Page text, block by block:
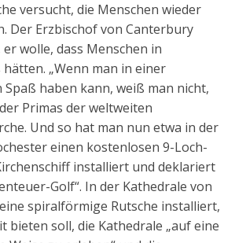
versucht, die Menschen wieder
Der Erzbischof von Canterbury
wolle, dass Menschen in
„Wenn man in einer
Spaß haben kann, weiß man nicht,
Primas der weltweiten
Und so hat man nun etwa in der
einen kostenlosen 9-Loch-
installiert und deklariert
Golf“. In der Kathedrale von
spiralförmige Rutsche installiert,
bieten soll, die Kathedrale „auf eine